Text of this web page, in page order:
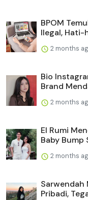
BPOM
Ilegal, Hati-
2 months
Bio
Brand
2 months
El Rumi
Baby Bump
2 months
Sarwendah
Pribadi,